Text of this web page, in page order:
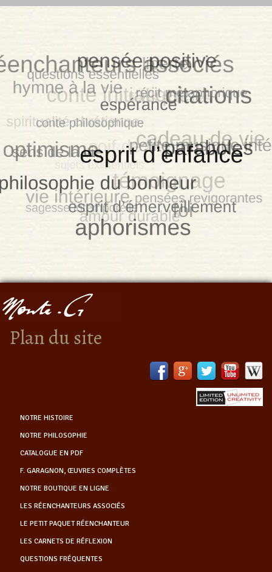
Plan du site
NOTRE HISTOIRE
NOTRE PHILOSOPHIE
CATALOGUE EN PDF
F. GARAGNON, ŒUVRES COMPLÈTES
NOTRE BOUTIQUE EN LIGNE
LES RÉENCHANTEURS ASSOCIÉS
LE PETIT PAQUET RÉENCHANTEUR
LES CARNETS DE RÉFLEXION
QUESTIONS FRÉQUENTES